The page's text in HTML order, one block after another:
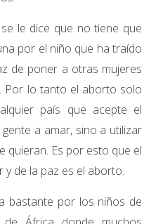
le dice que no tiene que
por el niño que ha traído
de poner a otras mujeres
Por lo tanto el aborto solo
país que acepte el
a amar, sino a utilizar
quieran. Es por esto que el
de la paz es el aborto.
bastante por los niños de